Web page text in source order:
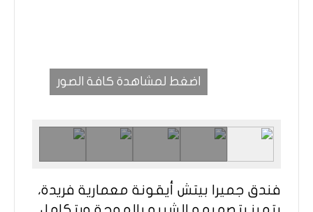
اضغط لمشاهدة كافة الصور
فندق جميرا بيتش أيقونة معمارية فريدة،